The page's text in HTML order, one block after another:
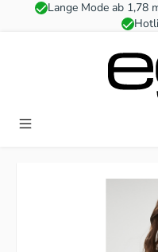
Zum Hauptinhalt springen
Lange Mode ab 1,78